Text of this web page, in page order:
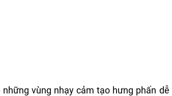
vùng nhạy cảm tạo hưng phấn dễ